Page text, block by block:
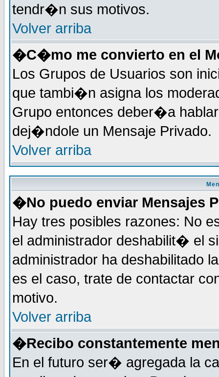
tendr�n sus motivos.
Volver arriba
�C�mo me convierto en el
Los Grupos de Usuarios son
que tambi�n asigna los
Grupo entonces deber�a
dej�ndole un Mensaje Privado.
Volver arriba
�No puedo enviar Mensajes
Hay tres posibles razones: No
el administrador deshabilit� el
administrador ha deshabilitado
es el caso, trate de contactar
motivo.
Volver arriba
�Recibo constantemente
En el futuro ser� agregada la